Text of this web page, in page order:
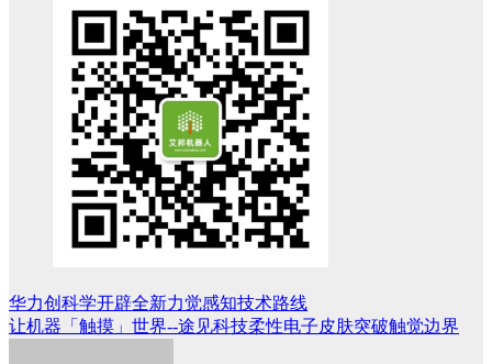
文
章
华力创科学开辟全新力觉感知技术路线
让机器「触摸」世界--途见科技柔性电子皮肤突破触觉边界